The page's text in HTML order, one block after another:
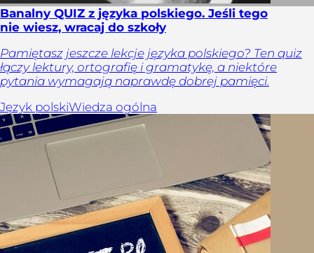
Banalny QUIZ z języka polskiego. Jeśli tego
nie wiesz, wracaj do szkoły
Pamiętasz jeszcze lekcje języka polskiego? Ten quiz
łączy lektury, ortografię i gramatykę, a niektóre
pytania wymagają naprawdę dobrej pamięci.
Język polskiWiedza ogólna